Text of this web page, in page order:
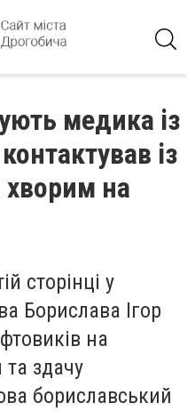
медика із
із
на
сторінці у
Борислава Ігор
на
здачу
бориславський